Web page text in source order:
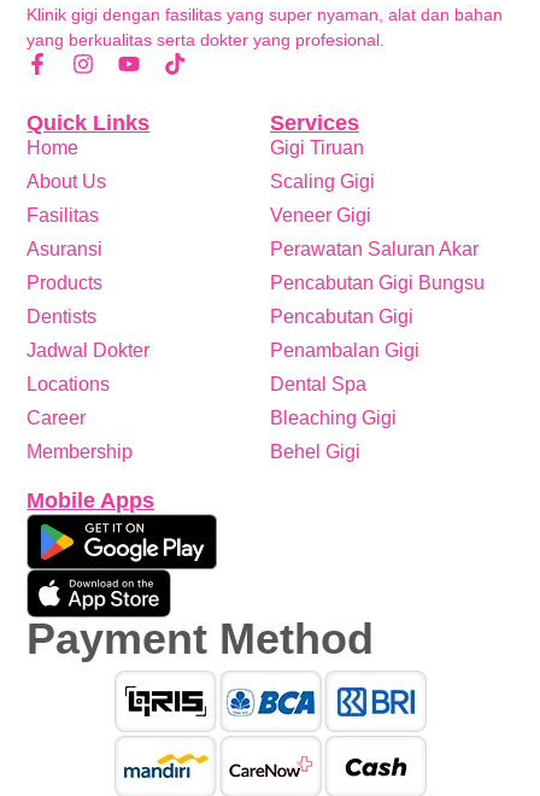
Klinik gigi dengan fasilitas yang super nyaman, alat dan bahan
yang berkualitas serta dokter yang profesional.
Services
Gigi Tiruan
Scaling Gigi
Veneer Gigi
Perawatan Saluran Akar
Pencabutan Gigi Bungsu
Pencabutan Gigi
Penambalan Gigi
Dental Spa
Bleaching Gigi
Behel Gigi
Quick Links
Home
About Us
Fasilitas
Asuransi
Products
Dentists
Jadwal Dokter
Locations
Career
Membership
Mobile Apps
Payment Method